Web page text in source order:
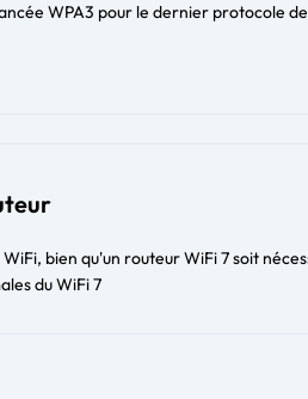
WPA3 pour le dernier protocole
bien qu'un routeur WiFi 7 soit
du WiFi 7